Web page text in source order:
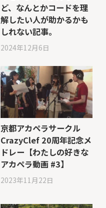
ど、なんとかコードを理
解したい人が助かるかも
しれない記事。
2024年12月6日
京都アカペラサークル
CrazyClef 20周年記念メ
ドレー【わたしの好きな
アカペラ動画 #3】
2023年11月22日